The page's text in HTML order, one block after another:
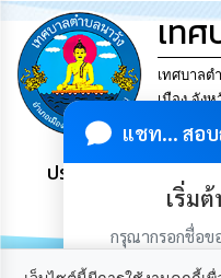
แผนการ
ใช้
จ่าย
งบ
ประมาณ
ประจำ
บริหาร
และ
เทศ
เทศบาลต
เมือง จัง
แฟกซ์
ประชาชน มีภูมิคุ้มกัน
แชท... สอ
เริ่ม
กรุณากรอกชื่อข